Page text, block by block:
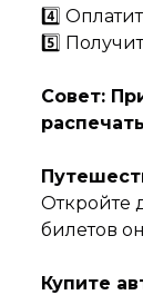
4️⃣
5️⃣
Совет:
Откройте
билетов
Купите